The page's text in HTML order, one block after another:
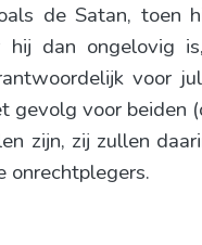
de Satan, toen
hij dan ongelovig
voor
gevolg voor beiden
zijn, zij zullen
onrechtplegers.